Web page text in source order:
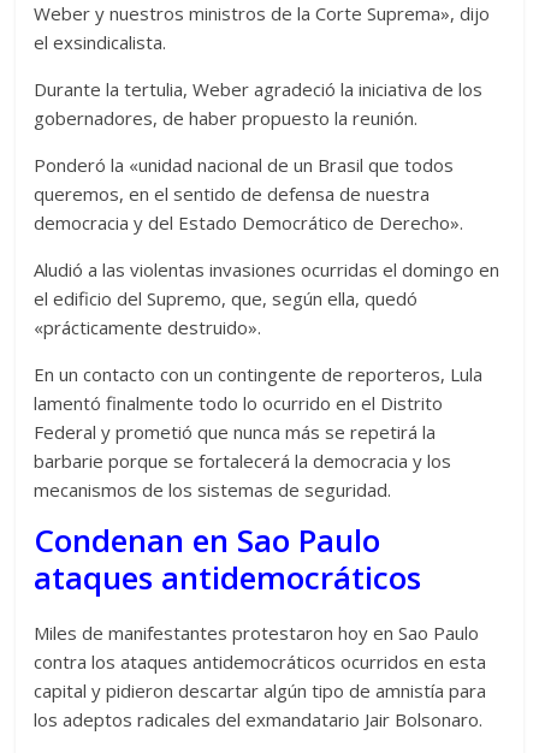
Weber y nuestros ministros de la Corte Suprema», dijo
el exsindicalista.
Durante la tertulia, Weber agradeció la iniciativa de los
gobernadores, de haber propuesto la reunión.
Ponderó la «unidad nacional de un Brasil que todos
queremos, en el sentido de defensa de nuestra
democracia y del Estado Democrático de Derecho».
Aludió a las violentas invasiones ocurridas el domingo en
el edificio del Supremo, que, según ella, quedó
«prácticamente destruido».
En un contacto con un contingente de reporteros, Lula
lamentó finalmente todo lo ocurrido en el Distrito
Federal y prometió que nunca más se repetirá la
barbarie porque se fortalecerá la democracia y los
mecanismos de los sistemas de seguridad.
Condenan en Sao Paulo
ataques antidemocráticos
Miles de manifestantes protestaron hoy en Sao Paulo
contra los ataques antidemocráticos ocurridos en esta
capital y pidieron descartar algún tipo de amnistía para
los adeptos radicales del exmandatario Jair Bolsonaro.